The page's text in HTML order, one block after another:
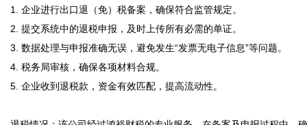
1. 企业进行出口退（免）税备案，确保符合监管规定。
2. 提交系统中的退税申报，及时上传所有必需的单证。
3. 数据处理与申报准确无误，避免发生“发票无电子信息”等问题。
4. 税务局审核，确保各项材料合规。
5. 企业收到退税款，资金有效匹配，提高流动性。